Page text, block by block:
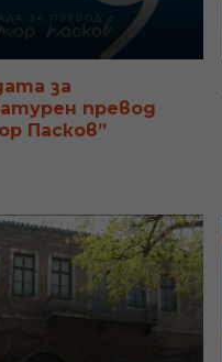
за
превод
Пасков”